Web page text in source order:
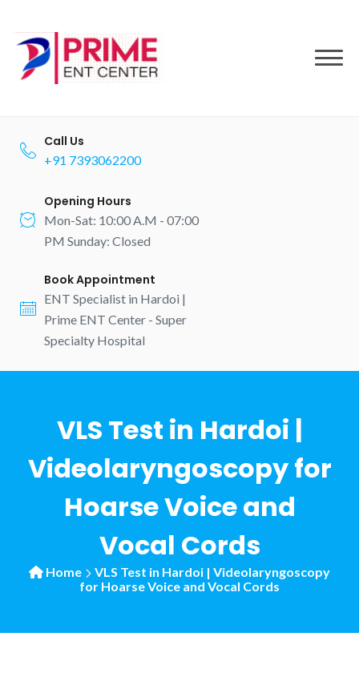
content
Call Us
+91 7393062200
Opening Hours
Mon-Sat: 10:00 A.M - 07:00
PM Sunday: Closed
Book Appointment
ENT Specialist in Hardoi |
Prime ENT Center - Super
Specialty Hospital
VLS Test in Hardoi |
Videolaryngoscopy for
Hoarse Voice and
Vocal Cords
Home
VLS Test in Hardoi | Videolaryngoscopy
for Hoarse Voice and Vocal Cords